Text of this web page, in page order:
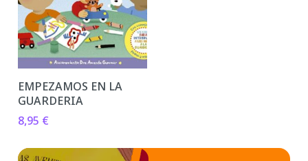
EMPEZAMOS EN LA
GUARDERIA
8,95 €